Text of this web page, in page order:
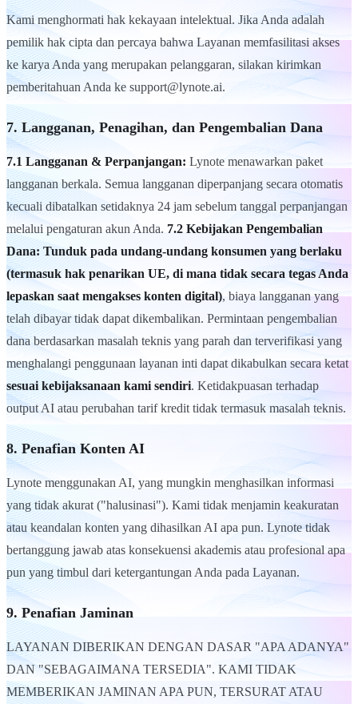
Kami menghormati hak kekayaan intelektual. Jika Anda adalah
pemilik hak cipta dan percaya bahwa Layanan memfasilitasi akses
ke karya Anda yang merupakan pelanggaran, silakan kirimkan
pemberitahuan Anda ke support@lynote.ai.
7. Langganan, Penagihan, dan Pengembalian Dana
7.1 Langganan & Perpanjangan: Lynote menawarkan paket
langganan berkala. Semua langganan diperpanjang secara otomatis
kecuali dibatalkan setidaknya 24 jam sebelum tanggal perpanjangan
melalui pengaturan akun Anda. 7.2 Kebijakan Pengembalian
Dana: Tunduk pada undang-undang konsumen yang berlaku
(termasuk hak penarikan UE, di mana tidak secara tegas Anda
lepaskan saat mengakses konten digital), biaya langganan yang
telah dibayar tidak dapat dikembalikan. Permintaan pengembalian
dana berdasarkan masalah teknis yang parah dan terverifikasi yang
menghalangi penggunaan layanan inti dapat dikabulkan secara ketat
sesuai kebijaksanaan kami sendiri. Ketidakpuasan terhadap
output AI atau perubahan tarif kredit tidak termasuk masalah teknis.
8. Penafian Konten AI
Lynote menggunakan AI, yang mungkin menghasilkan informasi
yang tidak akurat ("halusinasi"). Kami tidak menjamin keakuratan
atau keandalan konten yang dihasilkan AI apa pun. Lynote tidak
bertanggung jawab atas konsekuensi akademis atau profesional apa
pun yang timbul dari ketergantungan Anda pada Layanan.
9. Penafian Jaminan
LAYANAN DIBERIKAN DENGAN DASAR "APA ADANYA"
DAN "SEBAGAIMANA TERSEDIA". KAMI TIDAK
MEMBERIKAN JAMINAN APA PUN, TERSURAT ATAU